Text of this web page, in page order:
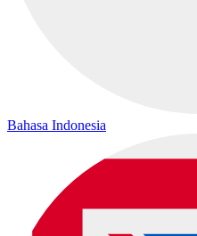
Bahasa Indonesia